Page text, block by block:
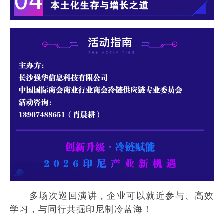
多场次巡回演讲，企业可以就近参与、高效
学习，与同行共掘印尼制冷蓝海！